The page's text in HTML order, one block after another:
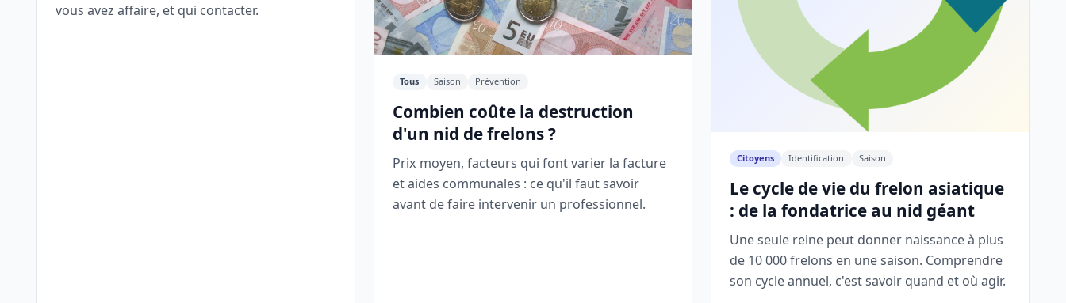
vous avez affaire, et qui contacter.
Tous Saison Prévention
Combien coûte la destruction
d'un nid de frelons ?
Prix moyen, facteurs qui font varier la facture
et aides communales : ce qu'il faut savoir
avant de faire intervenir un professionnel.
Citoyens Identification Saison
Le cycle de vie du frelon asiatique
: de la fondatrice au nid géant
Une seule reine peut donner naissance à plus
de 10 000 frelons en une saison. Comprendre
son cycle annuel, c'est savoir quand et où agir.